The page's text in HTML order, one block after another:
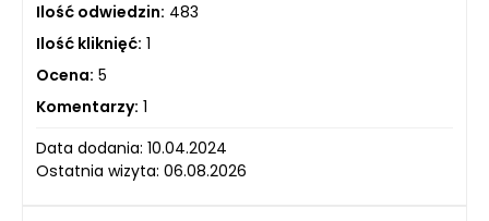
Ilość odwiedzin: 483
Ilość kliknięć: 1
Ocena: 5
Komentarzy: 1
Data dodania: 10.04.2024
Ostatnia wizyta: 06.08.2026